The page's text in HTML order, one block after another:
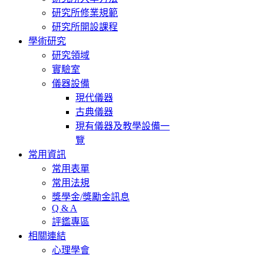
研究所修業規範
研究所開設課程
學術研究
研究領域
實驗室
儀器設備
現代儀器
古典儀器
現有儀器及教學設備一
覽
常用資訊
常用表單
常用法規
獎學金/獎勵金訊息
Q & A
評鑑專區
相關連結
心理學會